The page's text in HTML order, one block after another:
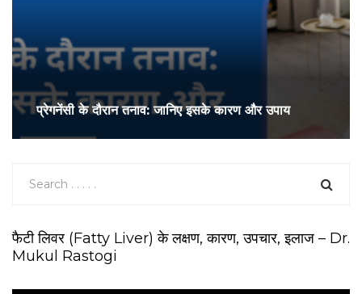
प्रेगनेंसी के दौरान तनाव: जानिए इसके कारण और उपाय
फैटी लिवर (Fatty Liver) के लक्षण, कारण, उपचार, इलाज – Dr.
Mukul Rastogi